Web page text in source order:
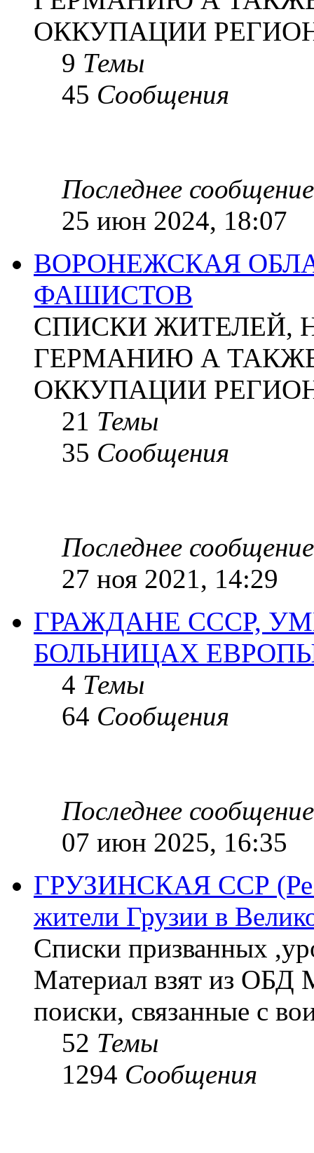
ОККУПАЦИИ
9 Темы
45 Сообщения
Последнее сообщение
25 июн 2024, 18:07
ВОРОНЕЖСКАЯ
ФАШИСТОВ
СПИСКИ ЖИТЕЛЕЙ,
ГЕРМАНИЮ А
ОККУПАЦИИ
21 Темы
35 Сообщения
Последнее сообщение
27 ноя 2021, 14:29
ГРАЖДАНЕ СССР,
БОЛЬНИЦАХ
4 Темы
64 Сообщения
Последнее сообщение
07 июн 2025, 16:35
ГРУЗИНСКАЯ ССР
жители Грузии в
Списки призванных
Материал взят из ОБД
поиски, связанные с
52 Темы
1294 Сообщения